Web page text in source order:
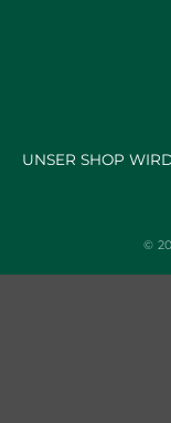
UNSER SHOP
©